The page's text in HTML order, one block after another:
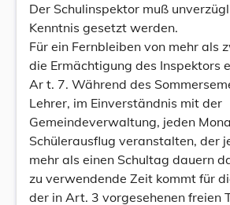
Der Schulinspektor muß
Kenntnis gesetzt werden.
Für ein Fernbleiben von mehr als
die Ermächtigung des Inspektors
Ar t. 7. Während des
Lehrer, im Einverständnis mit der
Gemeindeverwaltung, jeden
Schülerausflug veranstalten, der
mehr als einen Schultag dauern
zu verwendende Zeit kommt für
der in Art. 3 vorgesehenen freien